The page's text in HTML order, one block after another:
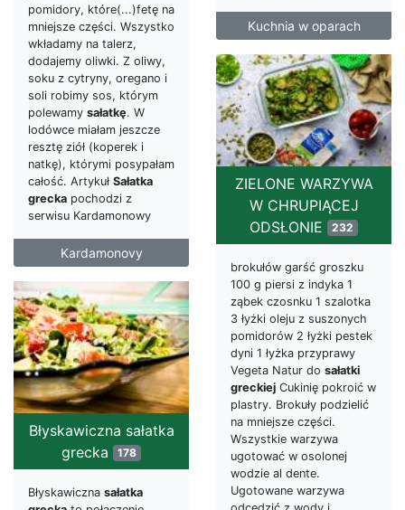
Kuchnia w oparach
pomidory, które(...)fetę na
mniejsze części. Wszystko
wkładamy na talerz,
dodajemy oliwki. Z oliwy,
soku z cytryny, oregano i
soli robimy sos, którym
polewamy sałatkę. W
lodówce miałam jeszcze
resztę ziół (koperek i
natkę), którymi posypałam
całość. Artykuł Sałatka
grecka pochodzi z
serwisu Kardamonowy
Kardamonovy
ZIELONE WARZYWA
W CHRUPIĄCEJ
ODSŁONIE 232
brokułów garść groszku
100 g piersi z indyka 1
ząbek czosnku 1 szalotka
3 łyżki oleju z suszonych
pomidorów 2 łyżki pestek
dyni 1 łyżka przyprawy
Vegeta Natur do sałatki
greckiej Cukinię pokroić w
plastry. Brokuły podzielić
na mniejsze części.
Wszystkie warzywa
ugotować w osolonej
wodzie al dente.
Ugotowane warzywa
Błyskawiczna sałatka
grecka 178
Błyskawiczna sałatka